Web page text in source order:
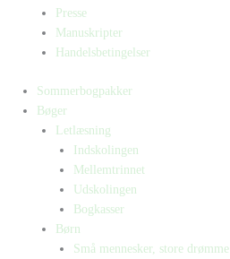
Presse
Manuskripter
Handelsbetingelser
Sommerbogpakker
Bøger
Letlæsning
Indskolingen
Mellemtrinnet
Udskolingen
Bogkasser
Børn
Små mennesker, store drømme